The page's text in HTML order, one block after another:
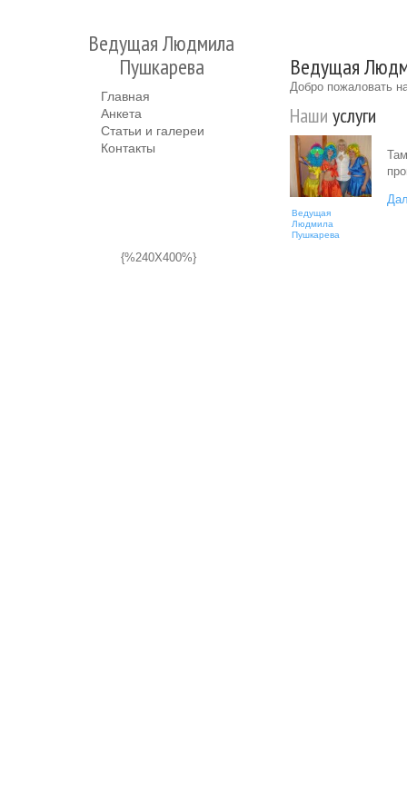
Ведущая Людмила
Пушкарева
Главная
Анкета
Статьи и галереи
Контакты
{%240X400%}
Ведущая
Добро пожаловать
Наши услуги
Ведущая
Людмила
Пушкарева